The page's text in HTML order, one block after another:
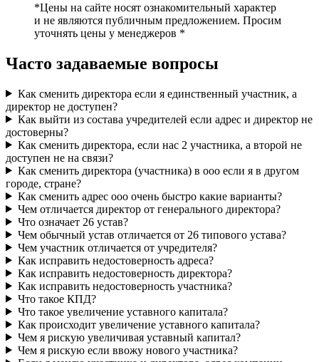
*Цены на сайте носят ознакомительный характер
и не являются публичным предложением. Просим
уточнять цены у менеджеров *
Часто задаваемые вопросы
Как сменить директора если я единственный участник, а
директор не доступен?
Как выйти из состава учредителей если адрес и директор не
достоверны?
Как сменить директора, если нас 2 участника, а второй не
доступен не на связи?
Как сменить директора (участника) в ооо если я в другом
городе, стране?
Как сменить адрес ооо очень быстро какие варианты?
Чем отличается директор от генерального директора?
Что означает 26 устав?
Чем обычный устав отличается от 26 типового устава?
Чем участник отличается от учредителя?
Как исправить недостоверность адреса?
Как исправить недостоверность директора?
Как исправить недостоверность участника?
Что такое КПД?
Что такое увеличение уставного капитала?
Как происходит увеличение уставного капитала?
Чем я рискую увеличивая уставный капитал?
Чем я рискую если ввожу нового участника?